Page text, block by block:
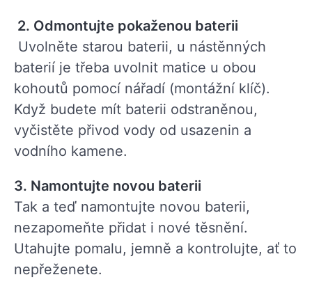
2. Odmontujte pokaženou baterii
Uvolněte starou baterii, u nástěnných
baterií je třeba uvolnit matice u obou
kohoutů pomocí nářadí (montážní klíč).
Když budete mít baterii odstraněnou,
vyčistěte přivod vody od usazenin a
vodního kamene.
3. Namontujte novou baterii
Tak a teď namontujte novou baterii,
nezapomeňte přidat i nové těsnění.
Utahujte pomalu, jemně a kontrolujte, ať to
nepřeženete.